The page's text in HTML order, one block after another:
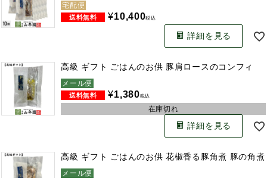
宅配便
¥10,400税込
詳細を見る
高級 ギフト ごはんのお供 豚肩ロースのコンフィ
メール便
¥1,380税込
在庫切れ
詳細を見る
高級 ギフト ごはんのお供 花椒香る豚角煮 豚の角煮
メール便